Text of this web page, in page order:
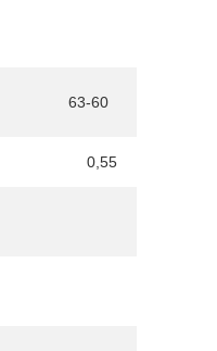
63-60
0,55